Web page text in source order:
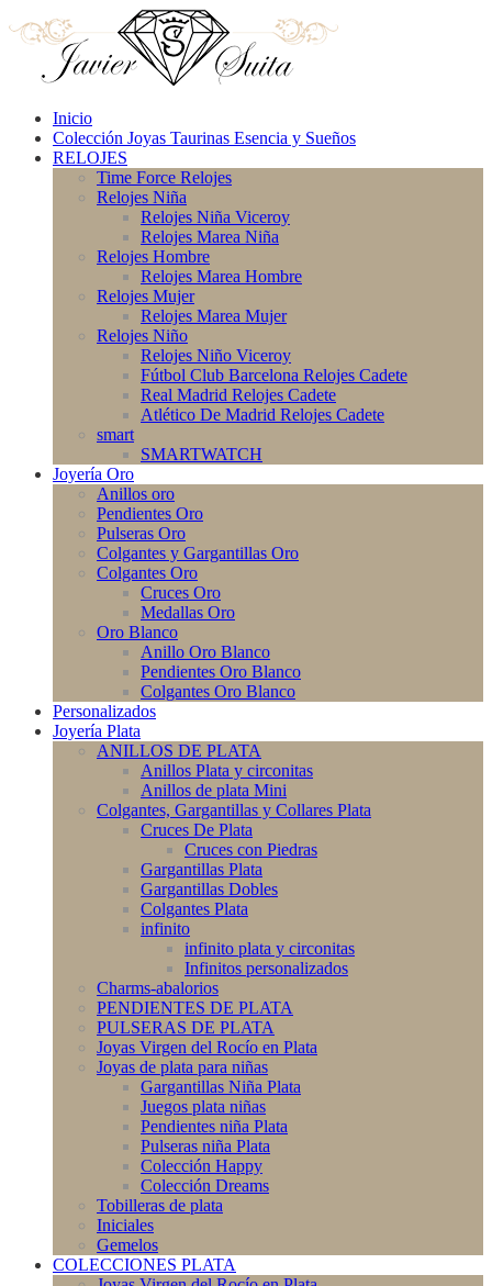
Inicio
Colección Joyas Taurinas Esencia y Sueños
RELOJES
Time Force Relojes
Relojes Niña
Relojes Niña Viceroy
Relojes Marea Niña
Relojes Hombre
Relojes Marea Hombre
Relojes Mujer
Relojes Marea Mujer
Relojes Niño
Relojes Niño Viceroy
Fútbol Club Barcelona Relojes Cadete
Real Madrid Relojes Cadete
Atlético De Madrid Relojes Cadete
smart
SMARTWATCH
Joyería Oro
Anillos oro
Pendientes Oro
Pulseras Oro
Colgantes y Gargantillas Oro
Colgantes Oro
Cruces Oro
Medallas Oro
Oro Blanco
Anillo Oro Blanco
Pendientes Oro Blanco
Colgantes Oro Blanco
Personalizados
Joyería Plata
ANILLOS DE PLATA
Anillos Plata y circonitas
Anillos de plata Mini
Colgantes, Gargantillas y Collares Plata
Cruces De Plata
Cruces con Piedras
Gargantillas Plata
Gargantillas Dobles
Colgantes Plata
infinito
infinito plata y circonitas
Infinitos personalizados
Charms-abalorios
PENDIENTES DE PLATA
PULSERAS DE PLATA
Joyas Virgen del Rocío en Plata
Joyas de plata para niñas
Gargantillas Niña Plata
Juegos plata niñas
Pendientes niña Plata
Pulseras niña Plata
Colección Happy
Colección Dreams
Tobilleras de plata
Iniciales
Gemelos
COLECCIONES PLATA